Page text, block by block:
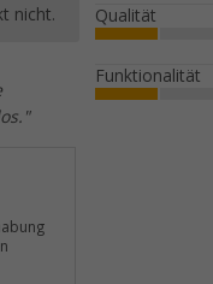
nicht. Qualität
Funktionalität